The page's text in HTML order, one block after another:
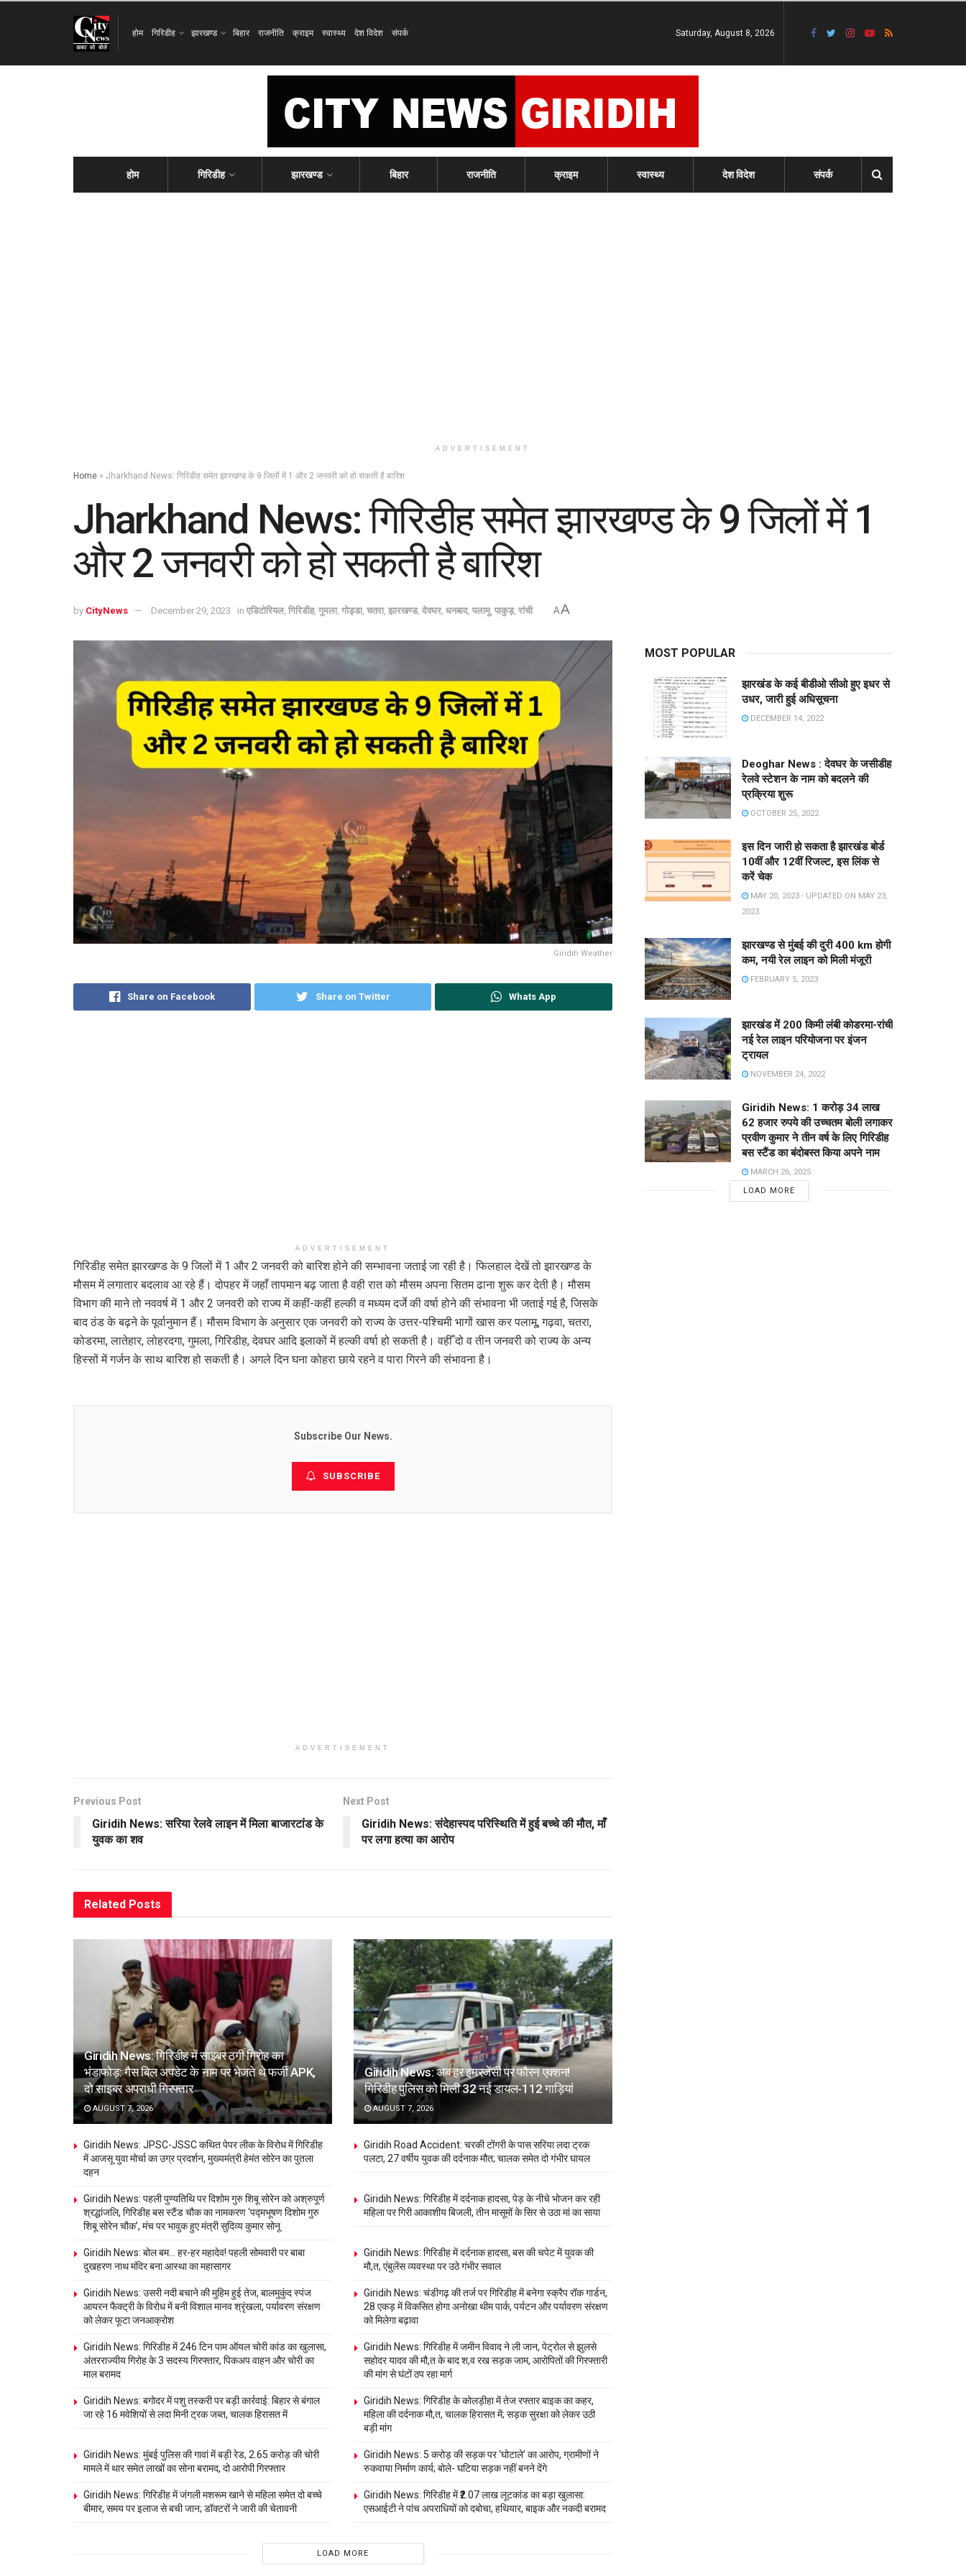
होम गिरिडीह झारखण्ड बिहार राजनीति क्राइम स्वास्थ्य देश विदेश संपर्क Saturday, August 8, 2026
होम गिरिडीह झारखण्ड बिहार राजनीति क्राइम स्वास्थ्य देश विदेश संपर्क
ADVERTISEMENT
Home » Jharkhand News: गिरिडीह समेत झारखण्ड के 9 जिलों में 1 और 2 जनवरी को हो सकती है बारिश
Jharkhand News: गिरिडीह समेत झारखण्ड के 9 जिलों में 1
और 2 जनवरी को हो सकती है बारिश
by CityNews December 29, 2023 in एडिटोरियल, गिरिडीह, गुमला, गोड्डा, चतरा, झारखण्ड, देवघर, धनबाद, पलामू, पाकुड़, रांची AA
Giridih Weather
Share on Facebook Share on Twitter Whats App
ADVERTISEMENT
गिरिडीह समेत झारखण्ड के 9 जिलों में 1 और 2 जनवरी को बारिश होने की सम्भावना जताई जा रही है। फिलहाल देखें तो झारखण्ड के
मौसम में लगातार बदलाव आ रहे हैं। दोपहर में जहाँ तापमान बढ़ जाता है वही रात को मौसम अपना सितम ढाना शुरू कर देती है। मौसम
विभाग की माने तो नववर्ष में 1 और 2 जनवरी को राज्य में कहीं-कहीं हल्की व मध्यम दर्जे की वर्षा होने की संभावना भी जताई गई है, जिसके
बाद ठंड के बढ़ने के पूर्वानुमान हैं। मौसम विभाग के अनुसार एक जनवरी को राज्य के उत्तर-पश्चिमी भागों खास कर पलामू, गढ़वा, चतरा,
कोडरमा, लातेहार, लोहरदगा, गुमला, गिरिडीह, देवघर आदि इलाकों में हल्की वर्षा हो सकती है। वहीँ दो व तीन जनवरी को राज्य के अन्य
हिस्सों में गर्जन के साथ बारिश हो सकती है। अगले दिन घना कोहरा छाये रहने व पारा गिरने की संभावना है।
Subscribe Our News.
SUBSCRIBE
ADVERTISEMENT
Previous Post
Giridih News: सरिया रेलवे लाइन में मिला बाजारटांड के
युवक का शव
Next Post
Giridih News: संदेहास्पद परिस्थिति में हुई बच्चे की मौत, माँ
पर लगा हत्या का आरोप
Related Posts
Giridih News: गिरिडीह में साइबर ठगी गिरोह का
भंडाफोड़: गैस बिल अपडेट के नाम पर भेजते थे फर्जी APK,
दो साइबर अपराधी गिरफ्तार
AUGUST 7, 2026
Giridih News: अब हर इमरजेंसी पर फौरन एक्शन!
गिरिडीह पुलिस को मिली 32 नई डायल-112 गाड़ियां
AUGUST 7, 2026
Giridih News: JPSC-JSSC कथित पेपर लीक के विरोध में गिरिडीह
में आजसू युवा मोर्चा का उग्र प्रदर्शन, मुख्यमंत्री हेमंत सोरेन का पुतला
दहन
Giridih Road Accident: चरकी टोंगरी के पास सरिया लदा ट्रक
पलटा, 27 वर्षीय युवक की दर्दनाक मौत; चालक समेत दो गंभीर घायल
Giridih News: पहली पुण्यतिथि पर दिशोम गुरु शिबू सोरेन को अश्रुपूर्ण
श्रद्धांजलि, गिरिडीह बस स्टैंड चौक का नामकरण ‘पद्मभूषण दिशोम गुरु
शिबू सोरेन चौक’, मंच पर भावुक हुए मंत्री सुदिव्य कुमार सोनू
Giridih News: गिरिडीह में दर्दनाक हादसा, पेड़ के नीचे भोजन कर रही
महिला पर गिरी आकाशीय बिजली, तीन मासूमों के सिर से उठा मां का साया
Giridih News: बोल बम… हर-हर महादेव! पहली सोमवारी पर बाबा
दुखहरण नाथ मंदिर बना आस्था का महासागर
Giridih News: गिरिडीह में दर्दनाक हादसा, बस की चपेट में युवक की
मौ,त, एंबुलेंस व्यवस्था पर उठे गंभीर सवाल
Giridih News: उसरी नदी बचाने की मुहिम हुई तेज, बालमुकुंद स्पंज
आयरन फैक्ट्री के विरोध में बनी विशाल मानव श्रृंखला, पर्यावरण संरक्षण
को लेकर फूटा जनआक्रोश
Giridih News: चंडीगढ़ की तर्ज पर गिरिडीह में बनेगा स्क्रैप रॉक गार्डन,
28 एकड़ में विकसित होगा अनोखा थीम पार्क, पर्यटन और पर्यावरण संरक्षण
को मिलेगा बढ़ावा
Giridih News: गिरिडीह में 246 टिन पाम ऑयल चोरी कांड का खुलासा,
अंतरराज्यीय गिरोह के 3 सदस्य गिरफ्तार, पिकअप वाहन और चोरी का
माल बरामद
Giridih News: गिरिडीह में जमीन विवाद ने ली जान, पेट्रोल से झुलसे
सहोदर यादव की मौ,त के बाद श,व रख सड़क जाम, आरोपितों की गिरफ्तारी
की मांग से घंटों ठप रहा मार्ग
Giridih News: बगोदर में पशु तस्करी पर बड़ी कार्रवाई: बिहार से बंगाल
जा रहे 16 मवेशियों से लदा मिनी ट्रक जब्त, चालक हिरासत में
Giridih News: गिरिडीह के कोलड़ीहा में तेज रफ्तार बाइक का कहर,
महिला की दर्दनाक मौ,त, चालक हिरासत में; सड़क सुरक्षा को लेकर उठी
बड़ी मांग
Giridih News: मुंबई पुलिस की गावां में बड़ी रेड, 2.65 करोड़ की चोरी
मामले में थार समेत लाखों का सोना बरामद, दो आरोपी गिरफ्तार
Giridih News: 5 करोड़ की सड़क पर ‘घोटाले’ का आरोप, ग्रामीणों ने
रुकवाया निर्माण कार्य; बोले- घटिया सड़क नहीं बनने देंगे
Giridih News: गिरिडीह में जंगली मशरूम खाने से महिला समेत दो बच्चे
बीमार, समय पर इलाज से बची जान; डॉक्टरों ने जारी की चेतावनी
Giridih News: गिरिडीह में ₹2.07 लाख लूटकांड का बड़ा खुलासा:
एसआईटी ने पांच अपराधियों को दबोचा, हथियार, बाइक और नकदी बरामद
LOAD MORE
MOST POPULAR
झारखंड के कई बीडीओ सीओ हुए इधर से
उधर, जारी हुई अधिसूचना
DECEMBER 14, 2022
Deoghar News : देवघर के जसीडीह
रेलवे स्टेशन के नाम को बदलने की
प्रक्रिया शुरू
OCTOBER 25, 2022
इस दिन जारी हो सकता है झारखंड बोर्ड
10वीं और 12वीं रिजल्ट, इस लिंक से
करें चेक
MAY 20, 2023 - UPDATED ON MAY 23,
2023
झारखण्ड से मुंबई की दुरी 400 km होगी
कम, नयी रेल लाइन को मिली मंजूरी
FEBRUARY 5, 2023
झारखंड में 200 किमी लंबी कोडरमा-रांची
नई रेल लाइन परियोजना पर इंजन
ट्रायल
NOVEMBER 24, 2022
Giridih News: 1 करोड़ 34 लाख
62 हजार रुपये की उच्चतम बोली लगाकर
प्रवीण कुमार ने तीन वर्ष के लिए गिरिडीह
बस स्टैंड का बंदोबस्त किया अपने नाम
MARCH 26, 2025
LOAD MORE